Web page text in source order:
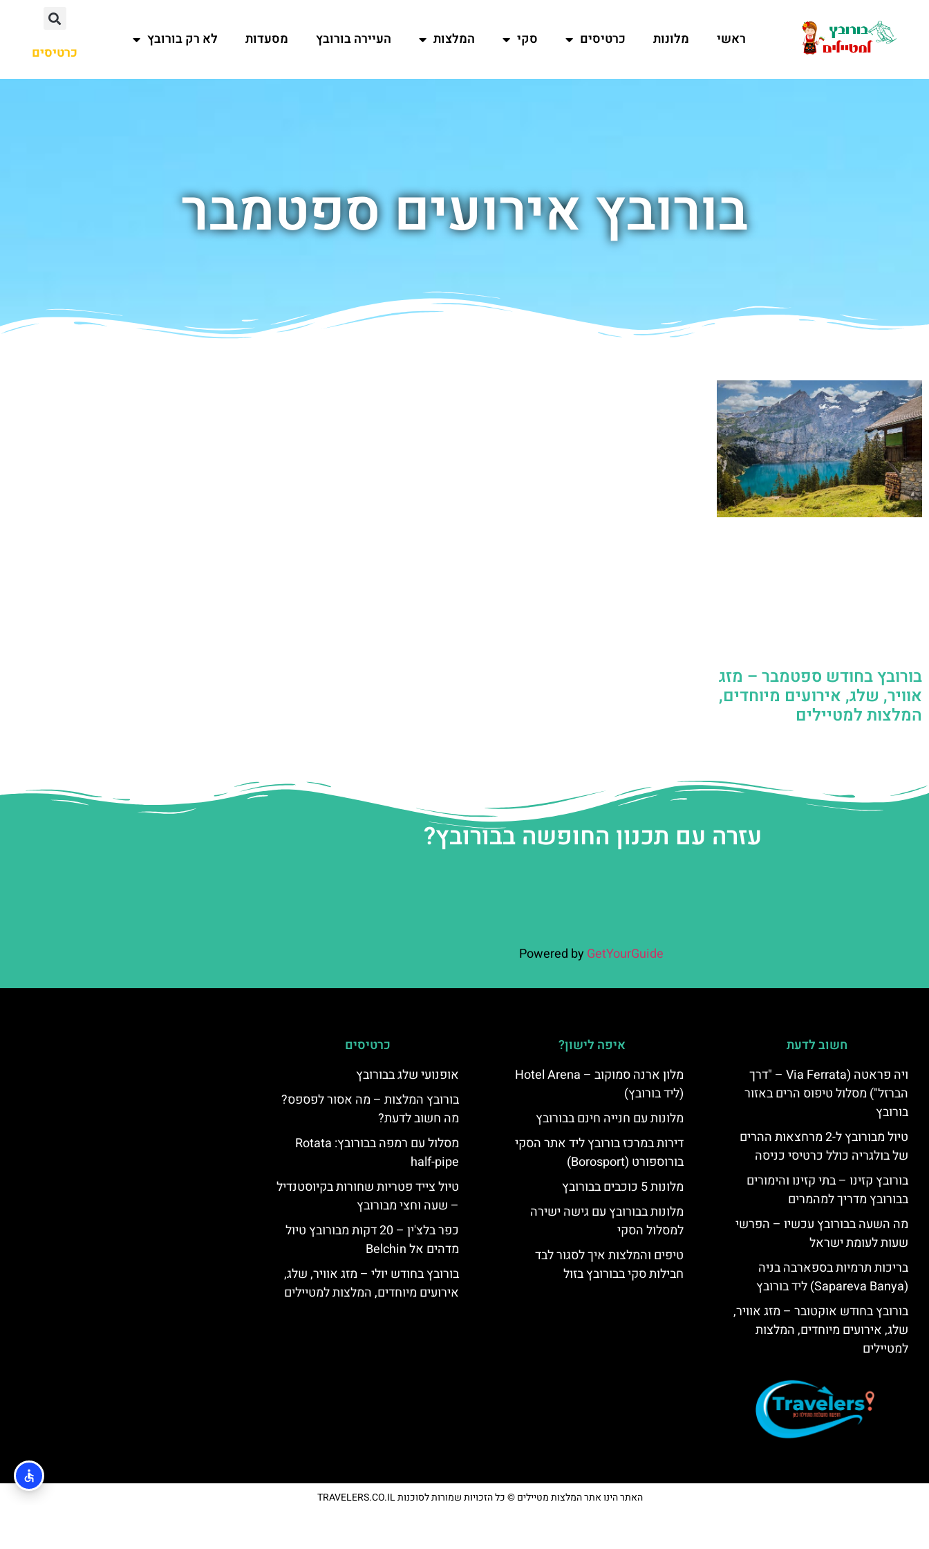
ראשי מלונות כרטיסים סקי המלצות העיירה בורובץ מסעדות לא רק בורובץ
כרטיסים
בורובץ אירועים ספטמבר
בורובץ בחודש ספטמבר – מזג
אוויר, שלג, אירועים מיוחדים,
המלצות למטיילים
עזרה עם תכנון החופשה בבורובץ?
Powered by GetYourGuide
חשוב לדעת
ויה פראטה (Via Ferrata – "דרך
הברזל") מסלול טיפוס הרים באזור
בורובץ
טיול מבורובץ ל-2 מרחצאות ההרים
של בולגריה כולל כרטיסי כניסה
בורובץ קזינו – בתי קזינו והימורים
בבורובץ מדריך למהמרים
מה השעה בבורובץ עכשיו – הפרשי
שעות לעומת ישראל
בריכות תרמיות בספארבה בניה
(Sapareva Banya) ליד בורובץ
בורובץ בחודש אוקטובר – מזג אוויר,
שלג, אירועים מיוחדים, המלצות
למטיילים
איפה לישון?
מלון ארנה סמוקוב – Hotel Arena
(ליד בורובץ)
מלונות עם חנייה חינם בבורובץ
דירות במרכז בורובץ ליד אתר הסקי
בורוספורט (Borosport)
מלונות 5 כוכבים בבורובץ
מלונות בבורובץ עם גישה ישירה
למסלול הסקי
טיפים והמלצות איך לסגור לבד
חבילות סקי בבורובץ בזול
כרטיסים
אופנועי שלג בבורובץ
בורובץ המלצות – מה אסור לפספס?
מה חשוב לדעת?
מסלול עם רמפה בבורובץ: Rotata
half-pipe
טיול צייד פטריות שחורות בקיוסטנדיל
– שעה וחצי מבורובץ
כפר בלצ'ין – 20 דקות מבורובץ טיול
מדהים אל Belchin
בורובץ בחודש יולי – מזג אוויר, שלג,
אירועים מיוחדים, המלצות למטיילים
האתר הינו אתר המלצות מטיילים © כל הזכויות שמורות לסוכנות TRAVELERS.CO.IL